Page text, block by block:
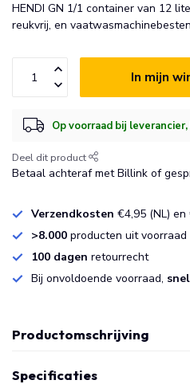
HENDI GN 1/1 container van 12
reukvrij, en
In mijn
Op voorraad bij
Deel dit product
Betaal achteraf met Billink of
Verzendkosten €4,95 (NL) en
>8.000 producten uit
100 dagen retourrecht
Bij onvoldoende voorraad,
Productomschrijving
Specificaties